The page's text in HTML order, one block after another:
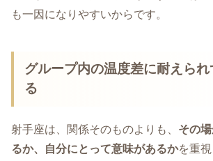
も一因になりやすいからです。
グループ内の温度差に耐えら
る
射手座は、関係そのものよりも、 その
るか、自分にとって意味があるかを重